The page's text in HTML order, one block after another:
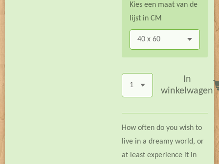
Kies een maat van de
lijst in CM
In
winkelwagen
How often do you wish to
live in a dreamy world, or
at least experience it in